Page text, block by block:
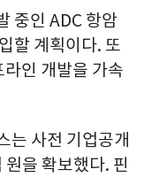
중인 ADC 항암
할 계획이다. 또
인 개발을 가속
는 사전 기업공개
을 확보했다. 핀